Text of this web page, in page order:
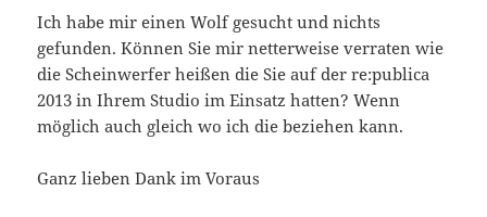
Ich habe mir einen Wolf gesucht und nichts
gefunden. Können Sie mir netterweise verraten wie
die Scheinwerfer heißen die Sie auf der re:publica
2013 in Ihrem Studio im Einsatz hatten? Wenn
möglich auch gleich wo ich die beziehen kann.
Ganz lieben Dank im Voraus